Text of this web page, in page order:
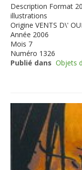
Description Format
illustrations
Origine VENTS D\'
Année 2006
Mois 7
Numéro 1326
Publié dans Objets